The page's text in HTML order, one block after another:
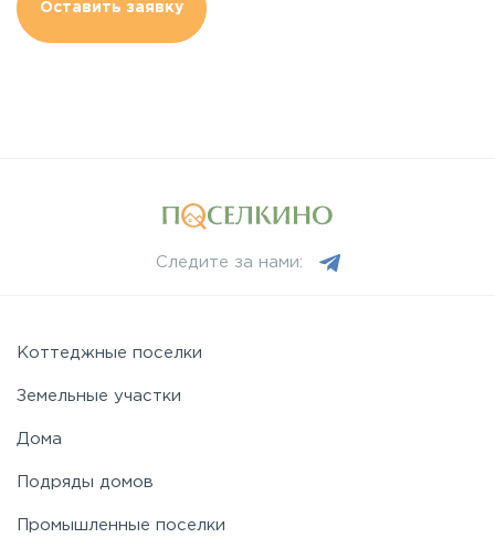
Оставить заявку
Следите за нами:
Коттеджные поселки
Земельные участки
Дома
Подряды домов
Промышленные поселки